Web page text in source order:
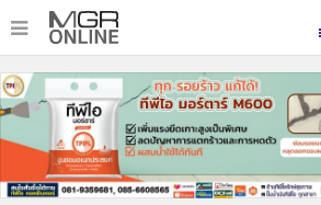
• หน้าหลัก
•
ทันเหตุการณ์
• ภาคใต้
• ภูมิภาค